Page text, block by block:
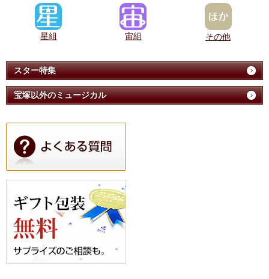
星組 宙組 その他
スター特集
宝塚以外のミュージカル